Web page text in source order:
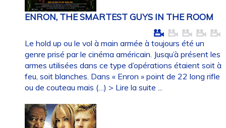
ENRON, THE SMARTEST GUYS IN THE ROOM
Le hold up ou le vol à main armée à toujours été un
genre prisé par le cinéma américain. Jusqu’à présent les
armes utilisées dans ce type d’opérations étaient soit à
feu, soit blanches. Dans « Enron » point de 22 long rifle
ou de couteau mais (…) > Lire la suite ...